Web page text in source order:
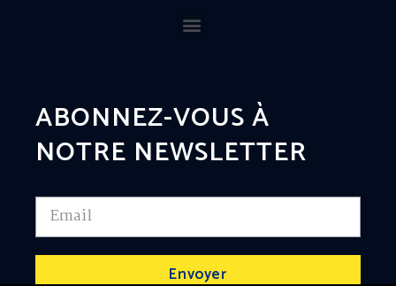
ABONNEZ-VOUS À
NOTRE NEWSLETTER
Envoyer